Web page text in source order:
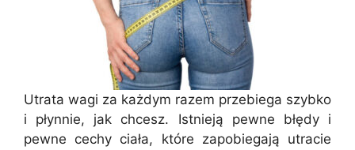
Utrata wagi za każdym razem przebiega szybko
i płynnie, jak chcesz. Istnieją pewne błędy i
pewne cechy ciała, które zapobiegają utracie